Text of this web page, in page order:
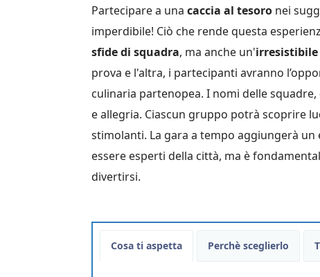
Partecipare a una caccia al tesoro nei
imperdibile! Ciò che rende questa
sfide di squadra, ma anche un'irresistibile
prova e l'altra, i partecipanti avranno
culinaria partenopea. I nomi delle
e allegria. Ciascun gruppo potrà scoprire
stimolanti. La gara a tempo aggiungerà
essere esperti della città, ma è
divertirsi.
Compleanno indimenticabile!
Festeggiato il mio compleanno
e ci siamo divertiti tutti!
Esperienza veramente
simpatica
Cosa ti aspetta Perchè sceglierlo